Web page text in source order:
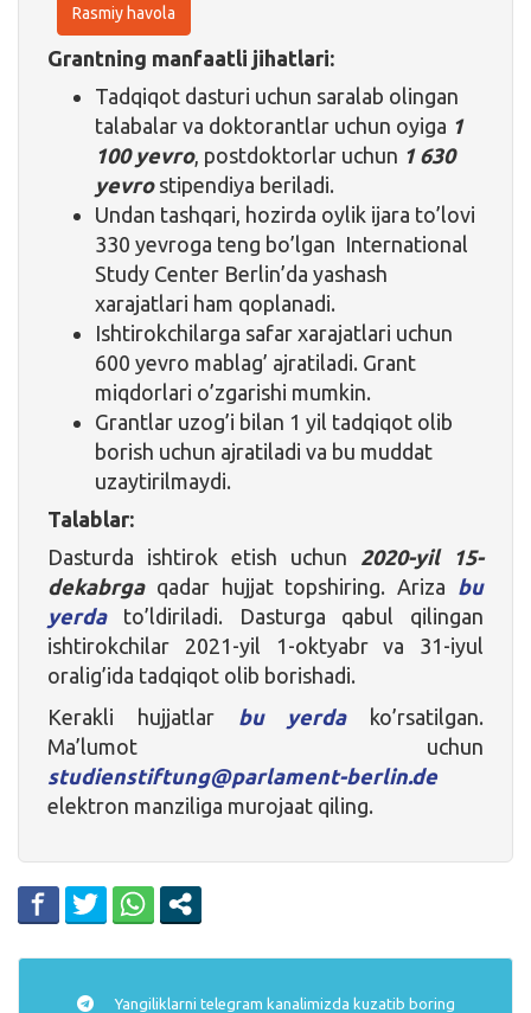
Rasmiy havola
Grantning manfaatli jihatlari:
Tadqiqot dasturi uchun saralab olingan
talabalar va doktorantlar uchun oyiga 1
100 yevro, postdoktorlar uchun 1 630
yevro stipendiya beriladi.
Undan tashqari, hozirda oylik ijara to’lovi
330 yevroga teng bo’lgan International
Study Center Berlin’da yashash
xarajatlari ham qoplanadi.
Ishtirokchilarga safar xarajatlari uchun
600 yevro mablag’ ajratiladi. Grant
miqdorlari o’zgarishi mumkin.
Grantlar uzog’i bilan 1 yil tadqiqot olib
borish uchun ajratiladi va bu muddat
uzaytirilmaydi.
Talablar:
Dasturda ishtirok etish uchun 2020-yil 15-
dekabrgaqadar hujjat topshiring. Ariza bu
yerdato’ldiriladi. Dasturga qabul qilingan
ishtirokchilar 2021-yil 1-oktyabr va 31-iyul
oralig’ida tadqiqot olib borishadi.
Kerakli hujjatlar
bu yerdako’rsatilgan.
Ma’lumot uchun
studienstiftung@parlament-berlin.de
elektron manziliga murojaat qiling.
Yangiliklarni telegram kanalimizda kuzatib boring